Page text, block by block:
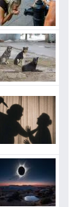
التعاون
كيف
للنمو
هدية
في فهم